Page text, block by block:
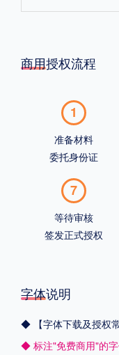
商用授权流程
1
准备材料
委托身份证
7
等待审核
签发正式授权
字体说明
◆ 【字体下载及授权
◆ 标注"免费商用"的